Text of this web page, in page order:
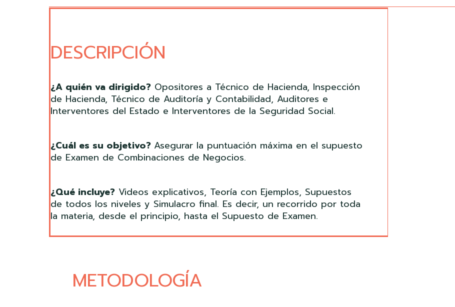
DESCRIPCIÓN
¿A quién va dirigido? Opositores a Técnico de Hacienda, Inspección
de Hacienda, Técnico de Auditoría y Contabilidad, Auditores e
Interventores del Estado e Interventores de la Seguridad Social.
¿Cuál es su objetivo? Asegurar la puntuación máxima en el supuesto
de Examen de Combinaciones de Negocios.
¿Qué incluye? Videos explicativos, Teoría con Ejemplos, Supuestos
de todos los niveles y Simulacro final. Es decir, un recorrido por toda
la materia, desde el principio, hasta el Supuesto de Examen.
METODOLOGÍA